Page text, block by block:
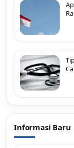
Informasi Baru